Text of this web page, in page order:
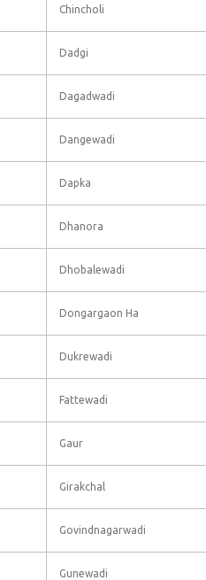
Chincholi
Dadgi
Dagadwadi
Dangewadi
Dapka
Dhanora
Dhobalewadi
Dongargaon Ha
Dukrewadi
Fattewadi
Gaur
Girakchal
Govindnagarwadi
Gunewadi